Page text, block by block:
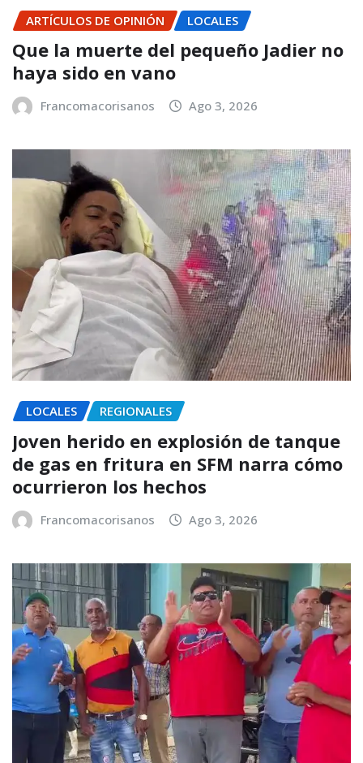
ARTÍCULOS DE OPINIÓN LOCALES
Que la muerte del pequeño Jadier no
haya sido en vano
Francomacorisanos Ago 3, 2026
LOCALES REGIONALES
Joven herido en explosión de tanque
de gas en fritura en SFM narra cómo
ocurrieron los hechos
Francomacorisanos Ago 3, 2026